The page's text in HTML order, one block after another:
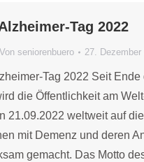
Tag 2022
Von seniorenbuero 27. Dezember
Tag 2022 Seit Ende
die Öffentlichkeit am
21.09.2022 weltweit auf
mit Demenz und deren
gemacht. Das Motto